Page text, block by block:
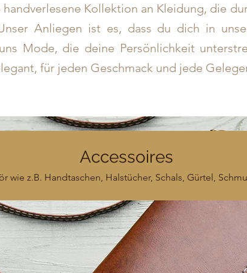
Kollektion an Kleidung, die
Anliegen ist es, dass du dich in
Mode, die deine Persönlichkeit
für jeden Geschmack und jede
Accessoires
wie z.B. Handtaschen, Halstücher, Schals, Gürtel,